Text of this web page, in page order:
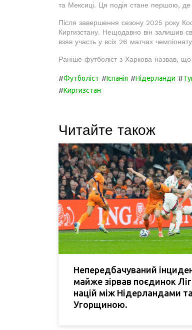
та Мексиці. Ця подія стане першою, де
Після завершення сезону 2025 року
Киргизстану. Нещодавно він залишив
взяв участь у всіх 26 матчах
Раніше футболіст з Харкова назвав, що
#Футболіст #Іспанія #Нідерланди #
#Киргизстан
Читайте також
Непередбачуваний
майже зірвав поєдинок
націй між Нідерландами та
Угорщиною.